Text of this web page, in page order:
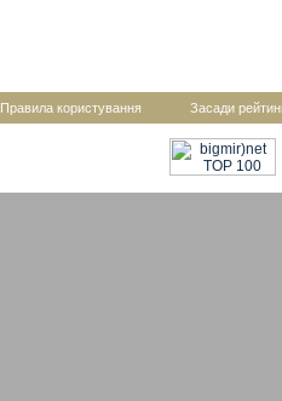
Правила користування Засади